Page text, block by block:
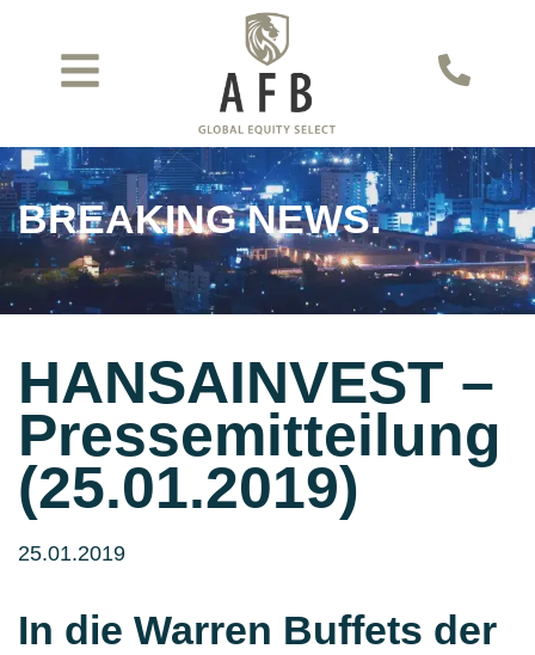
BREAKING NEWS.
HANSAINVEST –
Pressemitteilung
(25.01.2019)
25.01.2019
In die Warren Buffets der